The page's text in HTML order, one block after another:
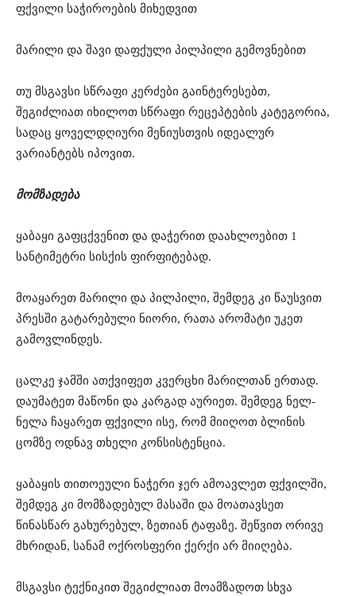
ფქვილი საჭიროების მიხედვით
მარილი და შავი დაფქული პილპილი გემოვნებით
თუ მსგავსი სწრაფი კერძები გაინტერესებთ,
შეგიძლიათ იხილოთ სწრაფი რეცეპტების კატეგორია,
სადაც ყოველდღიური მენიუსთვის იდეალურ
ვარიანტებს იპოვით.
მომზადება
ყაბაყი გაფცქვენით და დაჭერით დაახლოებით 1
სანტიმეტრი სისქის ფირფიტებად.
მოაყარეთ მარილი და პილპილი, შემდეგ კი წაუსვით
პრესში გატარებული ნიორი, რათა არომატი უკეთ
გამოვლინდეს.
ცალკე ჯამში ათქვიფეთ კვერცხი მარილთან ერთად.
დაუმატეთ მაწონი და კარგად აურიეთ. შემდეგ ნელ-
ნელა ჩაყარეთ ფქვილი ისე, რომ მიიღოთ ბლინის
ცომზე ოდნავ თხელი კონსისტენცია.
ყაბაყის თითოეული ნაჭერი ჯერ ამოავლეთ ფქვილში,
შემდეგ კი მომზადებულ მასაში და მოათავსეთ
წინასწარ გახურებულ, ზეთიან ტაფაზე. შეწვით ორივე
მხრიდან, სანამ ოქროსფერი ქერქი არ მიიღება.
მსგავსი ტექნიკით შეგიძლიათ მოამზადოთ სხვა